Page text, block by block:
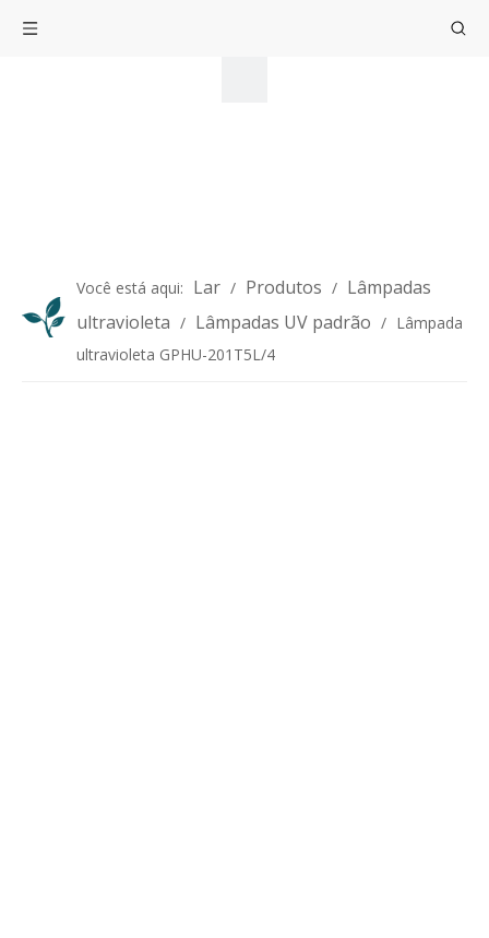
Você está aqui: Lar / Produtos / Lâmpadas
ultravioleta / Lâmpadas UV padrão / Lâmpada
ultravioleta GPHU-201T5L/4